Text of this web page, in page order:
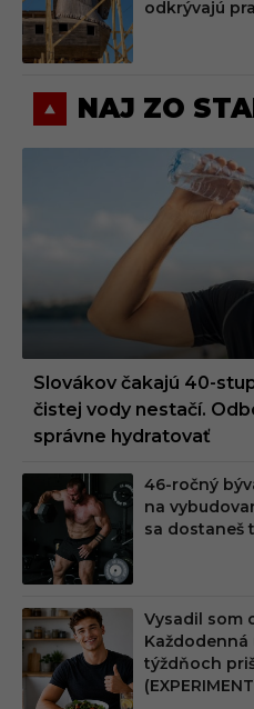
M
odkrývajú
NAJ ZO
Slovákov čakajú 40-
čistej vody nestačí.
správne hydratovať
46-ročný
na
sa dostaneš
Vysadil som
Každodenná
týždňoch